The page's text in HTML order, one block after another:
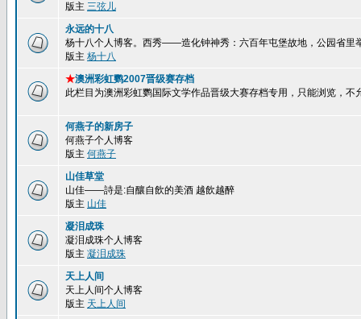
版主 三弦儿
永远的十八
杨十八个人博客。西秀——造化钟神秀：六百年屯堡故地，公园省里
版主 杨十八
★澳洲彩虹鹦2007晋级赛存档
此栏目为澳洲彩虹鹦国际文学作品晋级大赛存档专用，只能浏览，
何燕子的新房子
何燕子个人博客
版主 何燕子
山佳草堂
山佳——詩是:自釀自飲的美酒 越飲越醉
版主 山佳
凝泪成珠
凝泪成珠个人博客
版主 凝泪成珠
天上人间
天上人间个人博客
版主 天上人间